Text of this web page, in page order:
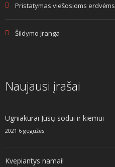
Pristatymas viešosioms erdvėms
Šildymo įranga
Naujausi įrašai
Ugniakurai Jūsų sodui ir kiemui
2021 6 gegužės
Kvepiantys namai!